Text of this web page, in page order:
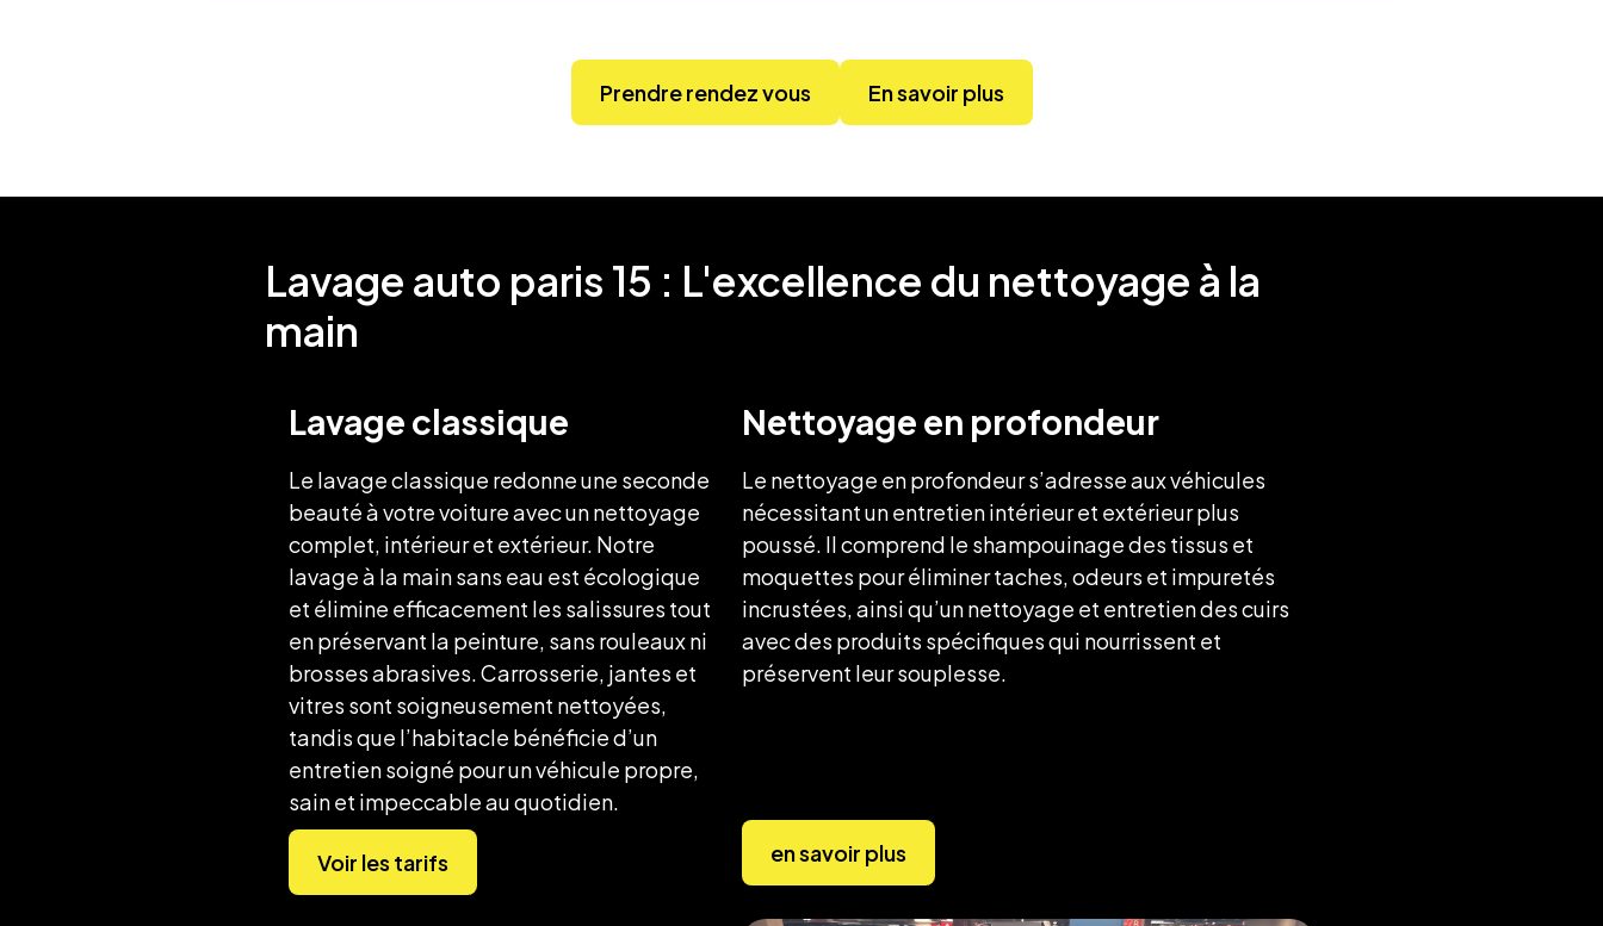
Prendre rendez vous En savoir plus
Lavage auto paris 15 : L'excellence du nettoyage à la
main
Lavage classique
Le lavage classique redonne une seconde
beauté à votre voiture avec un nettoyage
complet, intérieur et extérieur. Notre
lavage à la main sans eau est écologique
et élimine efficacement les salissures tout
en préservant la peinture, sans rouleaux ni
brosses abrasives. Carrosserie, jantes et
vitres sont soigneusement nettoyées,
tandis que l’habitacle bénéficie d’un
entretien soigné pour un véhicule propre,
sain et impeccable au quotidien.
Voir les tarifs
Nettoyage en profondeur
Le nettoyage en profondeur s’adresse aux véhicules
nécessitant un entretien intérieur et extérieur plus
poussé. Il comprend le shampouinage des tissus et
moquettes pour éliminer taches, odeurs et impuretés
incrustées, ainsi qu’un nettoyage et entretien des cuirs
avec des produits spécifiques qui nourrissent et
préservent leur souplesse.
en savoir plus